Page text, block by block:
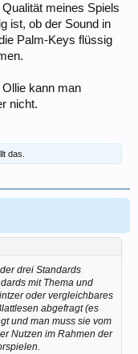
meines Spiels
ist, ob der Sound in
Palm-Keys flüssig
kann man
nicht.
das.
drei Standards
mit Thema und
oder vergleichbares
abgefragt (es
und man muss sie vom
Nutzen im Rahmen der